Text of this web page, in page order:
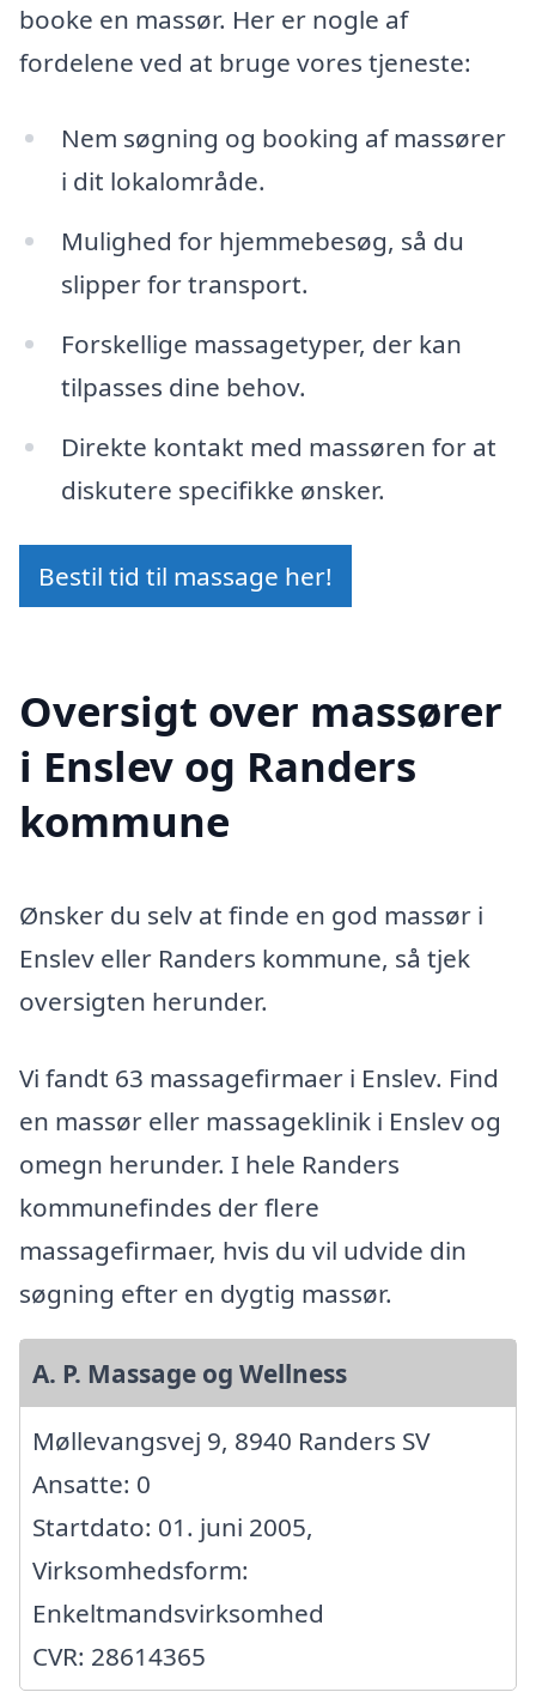
booke en massør. Her er nogle af
fordelene ved at bruge vores tjeneste:
Nem søgning og booking af massører
i dit lokalområde.
Mulighed for hjemmebesøg, så du
slipper for transport.
Forskellige massagetyper, der kan
tilpasses dine behov.
Direkte kontakt med massøren for at
diskutere specifikke ønsker.
Bestil tid til massage her!
Oversigt over massører
i Enslev og Randers
kommune
Ønsker du selv at finde en god massør i
Enslev eller Randers kommune, så tjek
oversigten herunder.
Vi fandt 63 massagefirmaer i Enslev. Find
en massør eller massageklinik i Enslev og
omegn herunder. I hele Randers
kommunefindes der flere
massagefirmaer, hvis du vil udvide din
søgning efter en dygtig massør.
A. P. Massage og Wellness
Møllevangsvej 9, 8940 Randers SV
Ansatte: 0
Startdato: 01. juni 2005,
Virksomhedsform:
Enkeltmandsvirksomhed
CVR: 28614365